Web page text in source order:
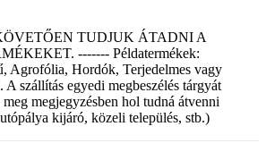
TUDJUK ÁTADNI A
------- Példatermékek:
Agrofólia, Hordók, Terjedelmes vagy
A szállítás egyedi megbeszélés tárgyát
megjegyzésben hol tudná átvenni
kijáró, közeli település, stb.)